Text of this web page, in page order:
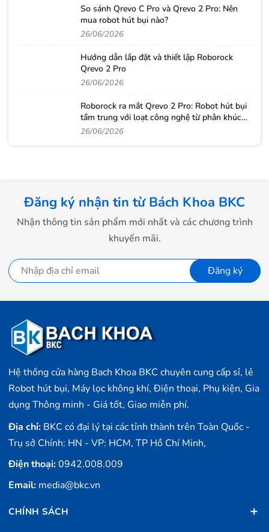
So sánh Qrevo C Pro và Qrevo 2 Pro: Nên
mua robot hút bụi nào?
26/06/2026
Hướng dẫn lắp đặt và thiết lập Roborock
Qrevo 2 Pro
26/06/2026
Roborock ra mắt Qrevo 2 Pro: Robot hút bụi
tầm trung với loạt công nghệ từ phân khúc
cao cấp
26/06/2026
Đăng ký nhận tin từ Bách Khoa BKC
Nhận thông tin sản phẩm mới nhất và các chương trình
khuyến mãi.
Đăng ký
Hệ thống cửa hàng Bach Khoa BKC chuyên cung cấp sỉ, lẻ
Robot hút bụi, Máy lọc không khí, Điện thoại, Phụ kiện, Gia
dụng Thông minh - Giá tốt, Giao miễn phí.
Địa chỉ: BKC có đại lý tại các tỉnh thành trên Toàn Quốc -
Trụ sở Chính: HN - VP: HCM, TP Hồ Chí Minh,
Điện thoại:0942.008.009
Email: media@bkc.vn
CHÍNH SÁCH